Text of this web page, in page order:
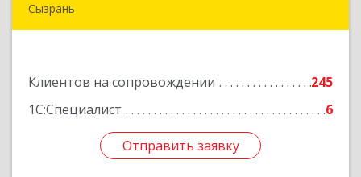
Сызрань
Клиентов на сопровождении
245
1С:Специалист
6
Отправить заявку
Подробнее
Отправить заявку